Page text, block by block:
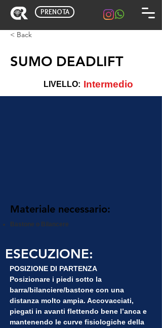
PRENOTA
< Back
SUMO DEADLIFT
LIVELLO: Intermedio
Materiale necessario:
Bastone o Bilancere
ESECUZIONE:
POSIZIONE DI PARTENZA
Posizionare i piedi sotto la
barra/bilanciere/bastone con una
distanza molto ampia. Accovacciati,
piegati in avanti flettendo bene l’anca e
mantenendo le curve fisiologiche della